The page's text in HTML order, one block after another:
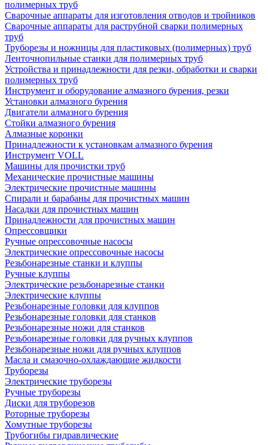
полимерных труб
Сварочные аппараты для изготовления отводов и тройников
Сварочные аппараты для раструбной сварки полимерных
труб
Труборезы и ножницы для пластиковых (полимерных) труб
Ленточнопильные станки для полимерных труб
Устройства и принадлежности для резки, обработки и сварки
полимерных труб
Инструмент и оборудование алмазного бурения, резки
Установки алмазного бурения
Двигатели алмазного бурения
Стойки алмазного бурения
Алмазные коронки
Принадлежности к установкам алмазного бурения
Инструмент VOLL
Машины для прочистки труб
Механические прочистные машины
Электрические прочистные машины
Спирали и барабаны для прочистных машин
Насадки для прочистных машин
Принадлежности для прочистных машин
Опрессовщики
Ручные опрессовочные насосы
Электрические опрессовочные насосы
Резьбонарезные станки и клуппы
Ручные клуппы
Электрические резьбонарезные станки
Электрические клуппы
Резьбонарезные головки для клуппов
Резьбонарезные головки для станков
Резьбонарезные ножи для станков
Резьбонарезные головки для ручных клуппов
Резьбонарезные ножи для ручных клуппов
Масла и смазочно-охлаждающие жидкости
Труборезы
Электрические труборезы
Ручные труборезы
Диски для труборезов
Роторные труборезы
Хомутные труборезы
Трубогибы гидравлические